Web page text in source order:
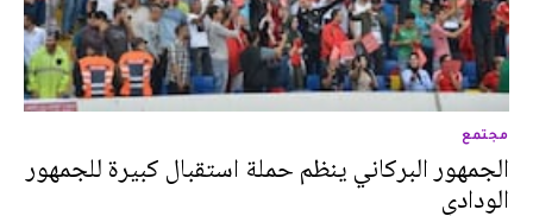
مجتمع
الجمهور البركاني ينظم حملة استقبال كبيرة للجمهور
الودادي